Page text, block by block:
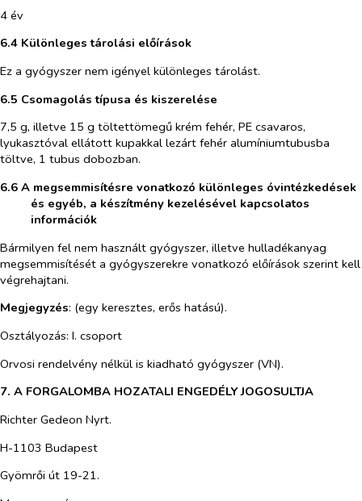
4 év
6.4 Különleges tárolási előírások
Ez a gyógyszer nem igényel különleges tárolást.
6.5 Csomagolás típusa és kiszerelése
7,5 g, illetve 15 g töltettömegű krém fehér, PE csavaros,
lyukasztóval ellátott kupakkal lezárt fehér alumíniumtubusba
töltve, 1 tubus dobozban.
6.6 A megsemmisítésre vonatkozó különleges óvintézkedések
és egyéb, a készítmény kezelésével kapcsolatos
információk
Bármilyen fel nem használt gyógyszer, illetve hulladékanyag
megsemmisítését a gyógyszerekre vonatkozó előírások szerint kell
végrehajtani.
Megjegyzés: (egy keresztes, erős hatású).
Osztályozás: I. csoport
Orvosi rendelvény nélkül is kiadható gyógyszer (VN).
7. A FORGALOMBA HOZATALI ENGEDÉLY JOGOSULTJA
Richter Gedeon Nyrt.
H-1103 Budapest
Gyömrői út 19-21.